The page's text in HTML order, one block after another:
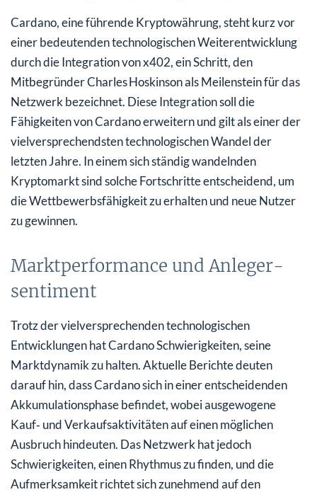
Cardano, eine führende Kryptowährung, steht kurz vor
einer bedeutenden technologischen Weiterentwicklung
durch die Integration von x402, ein Schritt, den
Mitbegründer Charles Hoskinson als Meilenstein für das
Netzwerk bezeichnet. Diese Integration soll die
Fähigkeiten von Cardano erweitern und gilt als einer der
vielversprechendsten technologischen Wandel der
letzten Jahre. In einem sich ständig wandelnden
Kryptomarkt sind solche Fortschritte entscheidend, um
die Wettbewerbsfähigkeit zu erhalten und neue Nutzer
zu gewinnen.
Markt­performance und Anleger­
sentiment
Trotz der vielversprechenden technologischen
Entwicklungen hat Cardano Schwierigkeiten, seine
Marktdynamik zu halten. Aktuelle Berichte deuten
darauf hin, dass Cardano sich in einer entscheidenden
Akkumulationsphase befindet, wobei ausgewogene
Kauf‑ und Verkaufsaktivitäten auf einen möglichen
Ausbruch hindeuten. Das Netzwerk hat jedoch
Schwierigkeiten, einen Rhythmus zu finden, und die
Aufmerksamkeit richtet sich zunehmend auf den